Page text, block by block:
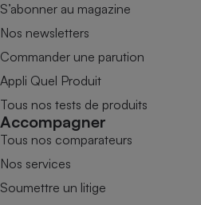
S’abonner au magazine
Nos newsletters
Commander une parution
Appli Quel Produit
Tous nos tests de produits
Accompagner
Tous nos comparateurs
Nos services
Soumettre un litige